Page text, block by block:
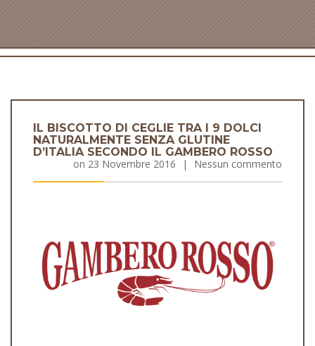
IL BISCOTTO DI CEGLIE TRA I 9 DOLCI
NATURALMENTE SENZA GLUTINE
D’ITALIA SECONDO IL GAMBERO ROSSO
on 23 Novembre 2016 | Nessun commento